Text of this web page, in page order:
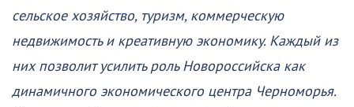
сельское хозяйство, туризм, коммерческую
недвижимость и креативную экономику. Каждый из
них позволит усилить роль Новороссийска как
динамичного экономического центра Черноморья.